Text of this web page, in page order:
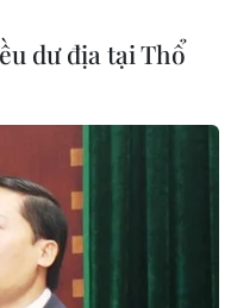
Chủ tịch Hội
dư địa tại Thổ